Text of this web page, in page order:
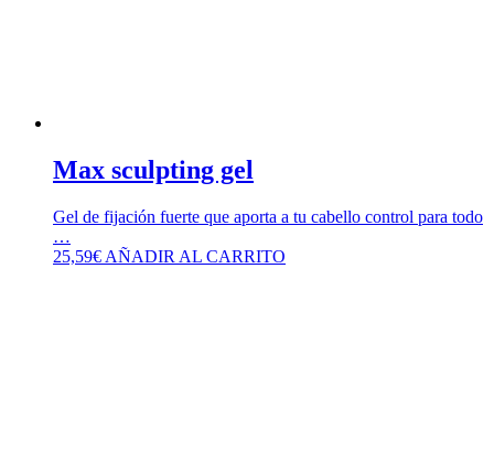
Max sculpting gel
Gel de fijación fuerte que aporta a tu cabello control para todo
…
25,59€ AÑADIR AL CARRITO